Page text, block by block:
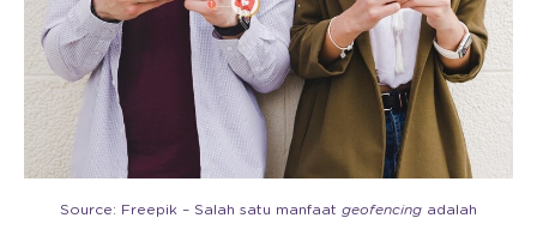
Source: Freepik – Salah satu manfaat geofencing adalah